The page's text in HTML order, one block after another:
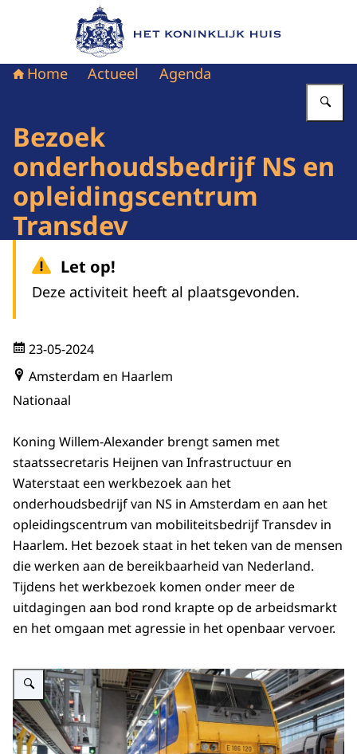
Naar de homepage van Het Koninklijk Huis
Home Actueel Agenda
Bezoek
onderhoudsbedrijf NS en
opleidingscentrum
Transdev
Let op!
Deze activiteit heeft al plaatsgevonden.
23-05-2024
Amsterdam en Haarlem
Nationaal
Koning Willem-Alexander brengt samen met
staatssecretaris Heijnen van Infrastructuur en
Waterstaat een werkbezoek aan het
onderhoudsbedrijf van NS in Amsterdam en aan het
opleidingscentrum van mobiliteitsbedrijf Transdev in
Haarlem. Het bezoek staat in het teken van de mensen
die werken aan de bereikbaarheid van Nederland.
Tijdens het werkbezoek komen onder meer de
uitdagingen aan bod rond krapte op de arbeidsmarkt
en het omgaan met agressie in het openbaar vervoer.
Vergroot afbeelding Koning bezoekt onderhoudsbedrijf van NS